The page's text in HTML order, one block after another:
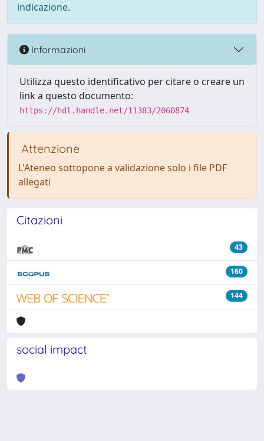
indicazione.
Informazioni
Utilizza questo identificativo per citare o creare un
link a questo documento:
https://hdl.handle.net/11383/2060874
Attenzione
L'Ateneo sottopone a validazione solo i file PDF
allegati
Citazioni
43
160
144
social impact